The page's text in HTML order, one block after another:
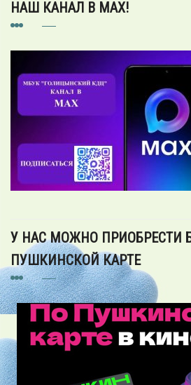
НАШ КАНАЛ В MAX!
У НАС МОЖНО ПРИОБРЕСТИ
ПУШКИНСКОЙ КАРТЕ